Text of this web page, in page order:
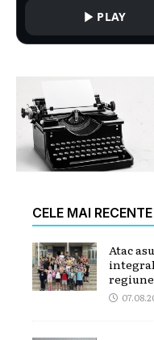
PLAY
CELE MAI
Atac